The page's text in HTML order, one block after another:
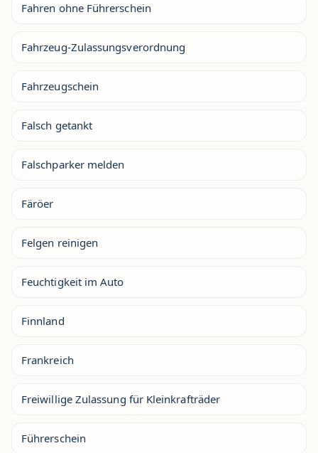
Fahren ohne Führerschein
Fahrzeug-Zulassungsverordnung
Fahrzeugschein
Falsch getankt
Falschparker melden
Färöer
Felgen reinigen
Feuchtigkeit im Auto
Finnland
Frankreich
Freiwillige Zulassung für Kleinkrafträder
Führerschein